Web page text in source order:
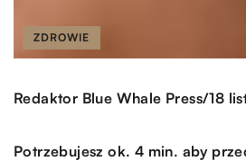
ZDROWIE
Redaktor Blue Whale Press/18
Potrzebujesz ok. 4 min. aby